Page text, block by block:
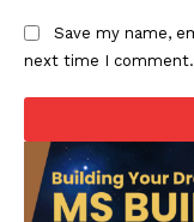
Save my name,
next time I comment.